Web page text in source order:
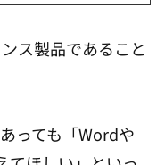
ス製品であること
っても「Wordや